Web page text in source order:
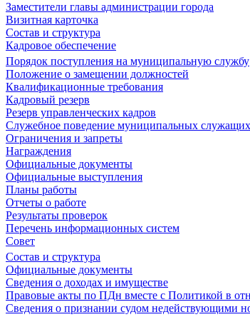
Заместители главы администрации города
Визитная карточка
Состав и структура
Кадровое обеспечение
Порядок поступления на муниципальную службу
Положение о замещении должностей
Квалификационные требования
Кадровый резерв
Резерв управленческих кадров
Служебное поведение муниципальных служащих
Ограничения и запреты
Награждения
Официальные документы
Официальные выступления
Планы работы
Отчеты о работе
Результаты проверок
Перечень информационных систем
Совет
Состав и структура
Официальные документы
Сведения о доходах и имуществе
Правовые акты по ПДн вместе с Политикой в
Сведения о признании судом недействующими